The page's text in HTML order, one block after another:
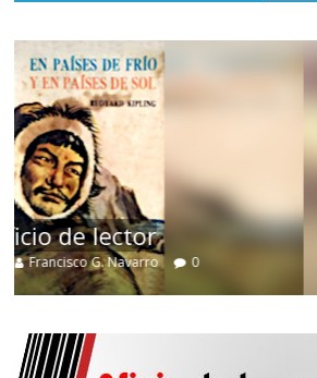
Un vergel en las nieblas
nostalgia
12 octubre, 2024 Francisco G. Navarro